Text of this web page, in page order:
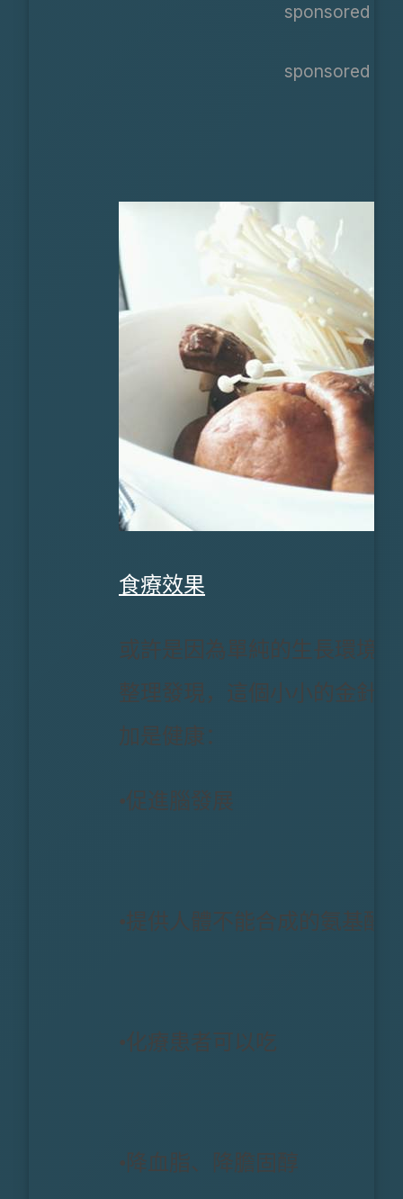
sponsored ads
sponsored ads
食療效果
或許是因為單純的生長環境
整理發現，這個小小的金針
加是健康：
•促進腦發展
•提供人體不能合成的氨基酸
•化療患者可以吃
•降血脂、降膽固醇